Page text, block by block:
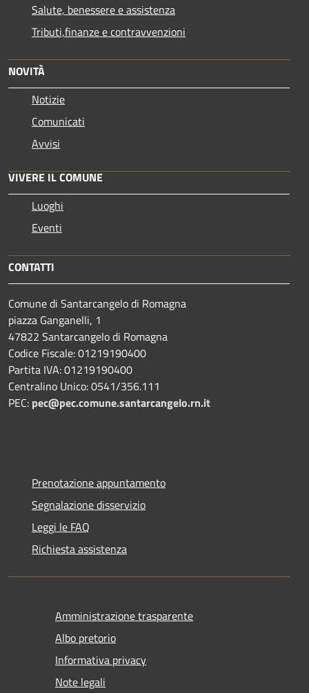
Salute, benessere e assistenza
Tributi,finanze e contravvenzioni
NOVITÀ
Notizie
Comunicati
Avvisi
VIVERE IL COMUNE
Luoghi
Eventi
CONTATTI
Comune di Santarcangelo di Romagna
piazza Ganganelli, 1
47822 Santarcangelo di Romagna
Codice Fiscale: 01219190400
Partita IVA: 01219190400
Centralino Unico: 0541/356.111
PEC: pec@pec.comune.santarcangelo.rn.it
Prenotazione appuntamento
Segnalazione disservizio
Leggi le FAQ
Richiesta assistenza
Amministrazione trasparente
Albo pretorio
Informativa privacy
Note legali